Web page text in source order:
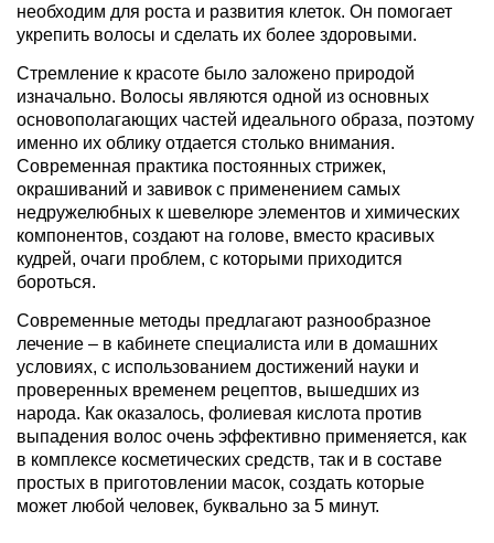
необходим для роста и развития клеток. Он помогает
укрепить волосы и сделать их более здоровыми.
Стремление к красоте было заложено природой
изначально. Волосы являются одной из основных
основополагающих частей идеального образа, поэтому
именно их облику отдается столько внимания.
Современная практика постоянных стрижек,
окрашиваний и завивок с применением самых
недружелюбных к шевелюре элементов и химических
компонентов, создают на голове, вместо красивых
кудрей, очаги проблем, с которыми приходится
бороться.
Современные методы предлагают разнообразное
лечение – в кабинете специалиста или в домашних
условиях, с использованием достижений науки и
проверенных временем рецептов, вышедших из
народа. Как оказалось, фолиевая кислота против
выпадения волос очень эффективно применяется, как
в комплексе косметических средств, так и в составе
простых в приготовлении масок, создать которые
может любой человек, буквально за 5 минут.